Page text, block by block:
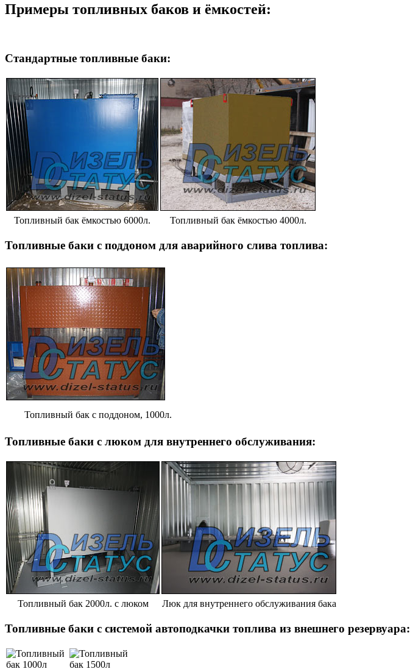
Примеры топливных баков и ёмкостей:
Стандартные топливные баки:
Топливный бак ёмкостью 6000л. Топливный бак ёмкостью 4000л.
Топливные баки с поддоном для аварийного слива топлива:
Топливный бак с поддоном, 1000л.
Топливные баки с люком для внутреннего обслуживания:
Топливный бак 2000л. с люком Люк для внутреннего обслуживания бака
Топливные баки с системой автоподкачки топлива из внешнего резервуара: